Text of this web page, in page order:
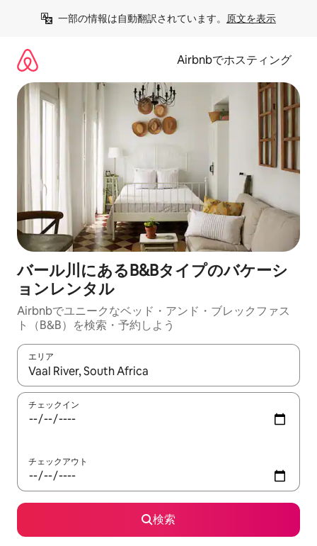
一部の情報は自動翻訳されています。 原文を表示
Airbnbでホスティング
バール川にあるB&Bタイプのバケーシ
ョンレンタル
Airbnbでユニークなベッド・アンド・ブレックファス
ト（B&B）を検索・予約しよう
エリア
検索結果が表示されたら、上下の矢印キーを使って移動するか
チェックイン
チェックアウト
検索